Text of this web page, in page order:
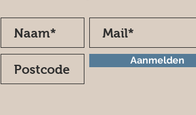
Aanmelden